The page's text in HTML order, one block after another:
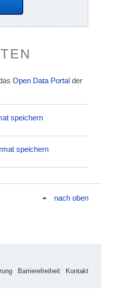
Open Data Portal der
speichern
speichern
nach oben
Barrierefreiheit Kontakt